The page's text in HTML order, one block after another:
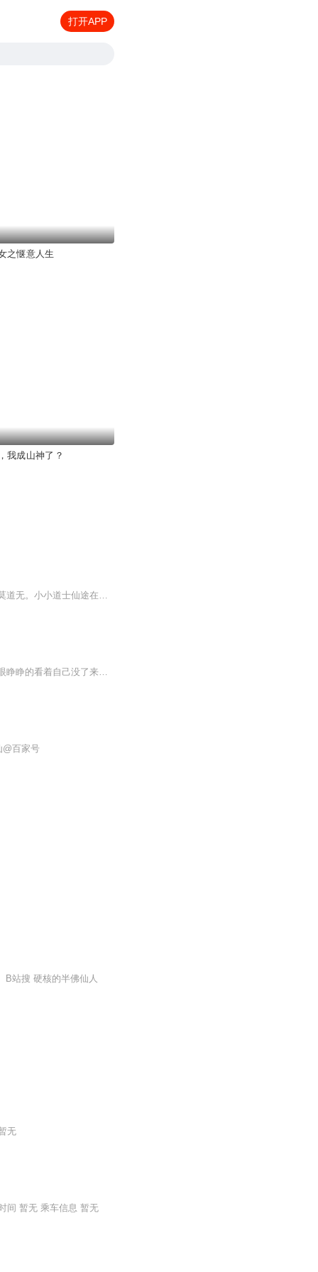
打开APP
之惬意人生
我成山神了？
【内容简介】山不在高，有仙则名。一座小破观，观中俩师徒。招摇撞骗或许有，山中神仙莫道无。小小道士仙途在，君王几顾问长生。走尽山河邪魔尽，海外求仙大明新。这是一个道士改变天下改变大明命运的故事。【作者/主播简介】作者：随云仙人，网络小说作家...
书籍简介杨业不过是无山上的小师弟，闲散山林的杨道人，却阴差阳错的下了山入了世，又眼睁睁的看着自己没了来处--那就走一遭罢!王侯将相一纸过，山野之间有洞天，人生与朝代都有兴与衰，世上之事写不尽说不完，但自此后天地间便多了个喜欢东瞧西看的道士。...
@百家号
B站搜 硬核的半佛仙人
无
间 暂无 乘车信息 暂无